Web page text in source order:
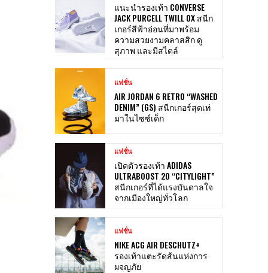
แนะนำรองเท้า CONVERSE
JACK PURCELL TWILL OX สนีก
เกอร์สีฟ้าอ่อนที่มาพร้อม
ความสวยงามคลาสสิก ดู
สุภาพ และมีสไตล์
แฟชั่น
AIR JORDAN 6 RETRO “WASHED
DENIM” (GS) สนีกเกอร์สุดเท่
มาในไซซ์เด็ก
แฟชั่น
เปิดตัวรองเท้า ADIDAS
ULTRABOOST 20 “CITYLIGHT”
สนีกเกอร์ที่ได้แรงบันดาลใจ
จากเมืองใหญ่ทั่วโลก
แฟชั่น
NIKE ACG AIR DESCHUTZ+
รองเท้าแตะรัดส้นแห่งการ
ผจญภัย